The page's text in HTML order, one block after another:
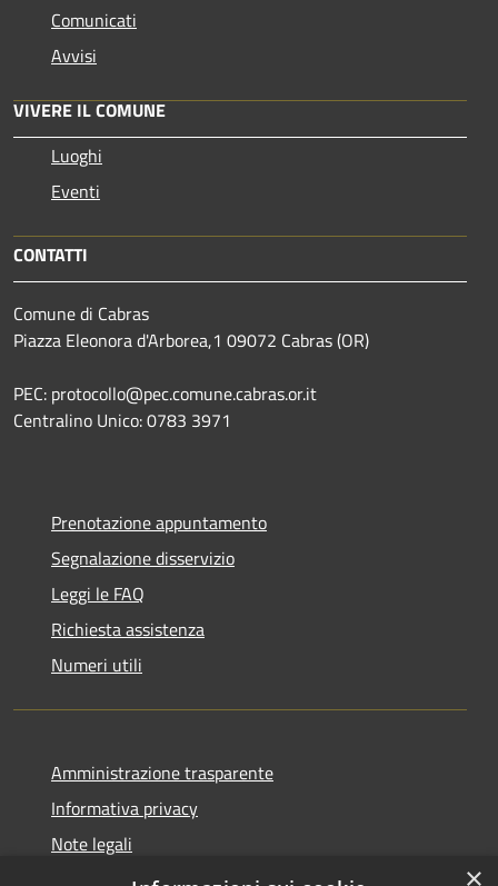
Comunicati
Avvisi
VIVERE IL COMUNE
Luoghi
Eventi
CONTATTI
Comune di Cabras
Piazza Eleonora d'Arborea,1 09072 Cabras (OR)
PEC: protocollo@pec.comune.cabras.or.it
Centralino Unico: 0783 3971
Prenotazione appuntamento
Segnalazione disservizio
Leggi le FAQ
Richiesta assistenza
Numeri utili
Amministrazione trasparente
Informativa privacy
Note legali
Dichiarazione di accessibilità
×